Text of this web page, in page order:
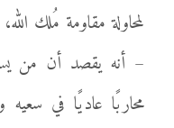
لمحاولة مقاومة مُلك
– أنه يقصد أن من
محاربًا عاديًا في